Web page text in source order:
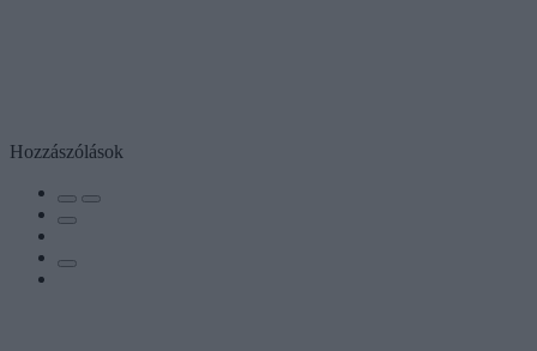
Hozzászólások